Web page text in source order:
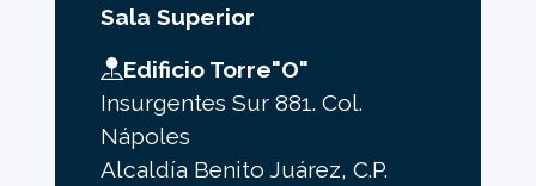
Sala Superior
Edificio Torre"O"
Insurgentes Sur 881. Col.
Nápoles
Alcaldía Benito Juárez, C.P.